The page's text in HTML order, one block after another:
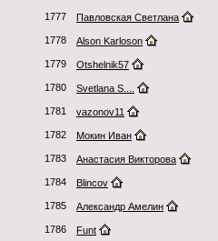
1777 Павловская Светлана
1778 Alson Karloson
1779 Otshelnik57
1780 Svetlana S....
1781 vazonov11
1782 Мокин Иван
1783 Анастасия Викторова
1784 Blincov
1785 Александр Амелин
1786 Funt